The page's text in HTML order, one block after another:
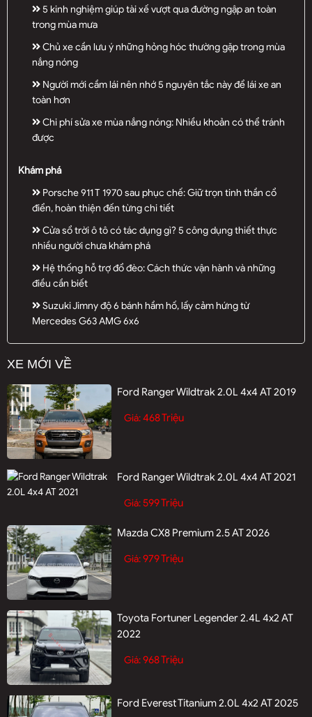
5 kinh nghiệm giúp tài xế vượt qua đường ngập an toàn
trong mùa mưa
Chủ xe cần lưu ý những hỏng hóc thường gặp trong mùa
nắng nóng
Người mới cầm lái nên nhớ 5 nguyên tắc này để lái xe an
toàn hơn
Chi phí sửa xe mùa nắng nóng: Nhiều khoản có thể tránh
được
Khám phá
Porsche 911 T 1970 sau phục chế: Giữ trọn tinh thần cổ
điển, hoàn thiện đến từng chi tiết
Cửa sổ trời ô tô có tác dụng gì? 5 công dụng thiết thực
nhiều người chưa khám phá
Hệ thống hỗ trợ đổ đèo: Cách thức vận hành và những
điều cần biết
Suzuki Jimny độ 6 bánh hầm hố, lấy cảm hứng từ
Mercedes G63 AMG 6x6
XE MỚI VỀ
Ford Ranger Wildtrak 2.0L 4x4 AT 2019
Giá:468 Triệu
Ford Ranger Wildtrak 2.0L 4x4 AT 2021
Giá:599 Triệu
Mazda CX8 Premium 2.5 AT 2026
Giá:979 Triệu
Toyota Fortuner Legender 2.4L 4x2 AT
2022
Giá:968 Triệu
Ford Everest Titanium 2.0L 4x2 AT 2025